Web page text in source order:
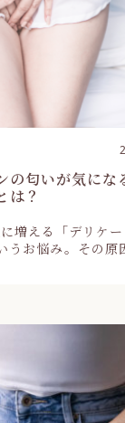
の匂いが気に
は？
増える「デリケ
うお悩み。その原